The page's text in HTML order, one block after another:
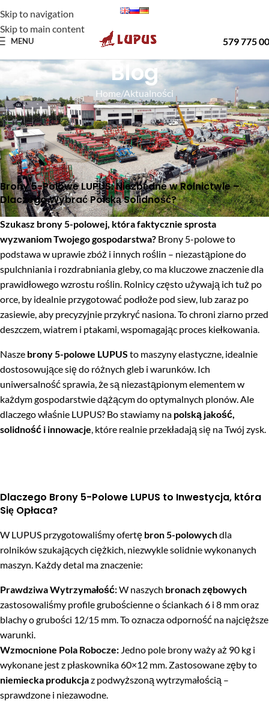
Skip to navigation
Skip to main content
MENU 579 775
Blog
Home Aktualności
AKTUALNOŚCI
Brony 5 polowe dlaczego produkcji LUPUS?
LupusOn 19 stycznia 2024 3
Brony 5-Polowe LUPUS: Niezbędne w Rolnictwie –
Dlaczego Wybrać Polską Solidność?
Szukasz brony 5-polowej, która faktycznie sprosta
wyzwaniom Twojego gospodarstwa? Brony 5-polowe to
podstawa w uprawie zbóż i innych roślin – niezastąpione do
spulchniania i rozdrabniania gleby, co ma kluczowe znaczenie dla
prawidłowego wzrostu roślin. Rolnicy często używają ich tuż po
orce, by idealnie przygotować podłoże pod siew, lub zaraz po
zasiewie, aby precyzyjnie przykryć nasiona. To chroni ziarno przed
deszczem, wiatrem i ptakami, wspomagając proces kiełkowania.
Nasze brony 5-polowe LUPUS to maszyny elastyczne, idealnie
dostosowujące się do różnych gleb i warunków. Ich
uniwersalność sprawia, że są niezastąpionym elementem w
każdym gospodarstwie dążącym do optymalnych plonów. Ale
dlaczego właśnie LUPUS? Bo stawiamy na polską jakość,
solidność i innowacje , które realnie przekładają się na Twój zysk.
Dlaczego Brony 5-Polowe LUPUS to Inwestycja, która
Się Opłaca?
W LUPUS przygotowaliśmy ofertę bron 5-polowychdla
rolników szukających ciężkich, niezwykle solidnie wykonanych
maszyn. Każdy detal ma znaczenie:
Prawdziwa Wytrzymałość:W naszych bronach zębowych
zastosowaliśmy profile grubościenne o ściankach 6 i 8 mm oraz
blachy o grubości 12/15 mm. To oznacza odporność na najcięższe
warunki.
Wzmocnione Pola Robocze: Jedno pole brony waży aż 90 kg i
wykonane jest z płaskownika 60×12 mm. Zastosowane zęby to
niemiecka produkcjaz podwyższoną wytrzymałością –
sprawdzone i niezawodne.